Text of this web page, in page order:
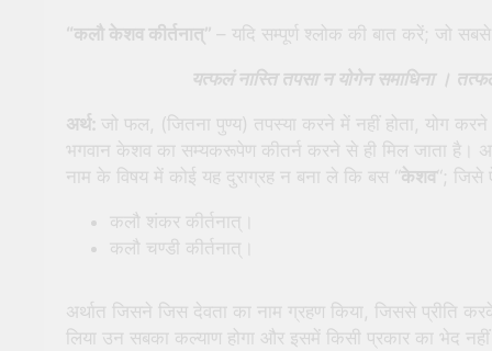
“कलौ केशव कीर्तनात्” – यदि सम्पूर्ण श्लोक की बात करें; जो
यत्फलं नास्ति तपसा न योगेन समाधिना ।
अर्थ: जो फल, (जितना पुण्य) तपस्या करने में नहीं होता, योग
भगवान केशव का सम्यकरूपेण कीतर्न करने से ही मिल जाता है।
नाम के विषय में कोई यह दुराग्रह न बना ले कि बस “केशव“; जिसे
कलौ शंकर कीर्तनात्।
कलौ चण्डी कीर्तनात्।
अर्थात जिसने जिस देवता का नाम ग्रहण किया, जिससे प्रीति
लिया उन सबका कल्याण होगा और इसमें किसी प्रकार का भेद